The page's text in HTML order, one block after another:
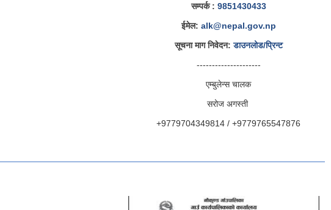
सम्पर्क : 9851430433
ईमेल: alk@nepal.gov.np
सूचना माग निवेदन:डाउनलोड/प्रिन्ट
---------------------
एम्बुलेन्स चालक
सरोज अगस्ती
+9779704349814 / +9779765547876